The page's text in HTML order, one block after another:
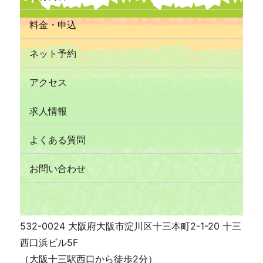
料金・申込
ネット予約
アクセス
求人情報
よくある質問
お問い合わせ
532-0024 大阪府大阪市淀川区十三本町2-1-20 十三
西口浜ビル5F
（大阪十三駅西口から徒歩2分）